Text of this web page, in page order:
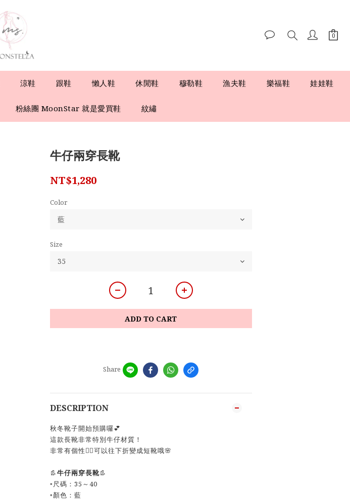
涼鞋 跟鞋 懶人鞋 休閒鞋 穆勒鞋 漁夫鞋 樂福鞋 娃娃鞋
粉絲團 MoonStar 就是愛買鞋 紋繡
牛仔兩穿長靴
NT$1,280
Color
Size
ADD TO CART
Share
DESCRIPTION
秋冬靴子開始預購囉💕
這款長靴非常特別牛仔材質！
非常有個性👍🏻可以往下折變成短靴哦🌸
👢牛仔兩穿長靴👢
▫️尺碼：35～40
▫️顏色：藍